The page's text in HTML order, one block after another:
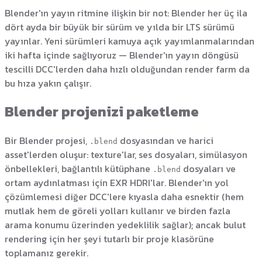
Blender'ın yayın ritmine ilişkin bir not: Blender her üç ila
dört ayda bir büyük bir sürüm ve yılda bir LTS sürümü
yayınlar. Yeni sürümleri kamuya açık yayımlanmalarından
iki hafta içinde sağlıyoruz — Blender'ın yayın döngüsü
tescilli DCC'lerden daha hızlı olduğundan render farm da
bu hıza yakın çalışır.
Blender projenizi paketleme
Bir Blender projesi, .blend dosyasından ve harici
asset'lerden oluşur: texture'lar, ses dosyaları, simülasyon
önbellekleri, bağlantılı kütüphane .blend dosyaları ve
ortam aydınlatması için EXR HDRI'lar. Blender'ın yol
çözümlemesi diğer DCC'lere kıyasla daha esnektir (hem
mutlak hem de göreli yolları kullanır ve birden fazla
arama konumu üzerinden yedeklilik sağlar); ancak bulut
rendering için her şeyi tutarlı bir proje klasörüne
toplamanız gerekir.